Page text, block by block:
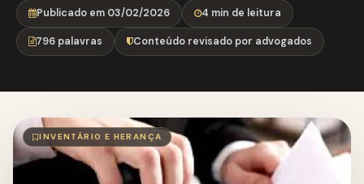
Publicado em 03/02/2026 4 min de leitura
796 palavras Conteúdo revisado por advogados
INVENTÁRIO E HERANÇA